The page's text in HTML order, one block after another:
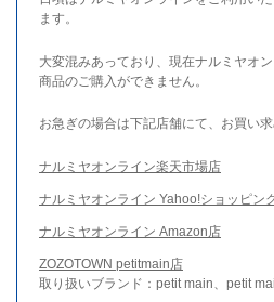
ます。
大変混みあっており、現在ナルミヤオ
商品のご購入ができません。
お急ぎの場合は下記店舗にて、お買い求
ナルミヤオンライン楽天市場店
ナルミヤオンライン Yahoo!ショッピン
ナルミヤオンライン Amazon店
ZOZOTOWN petitmain店
取り扱いブランド：petit main、petit